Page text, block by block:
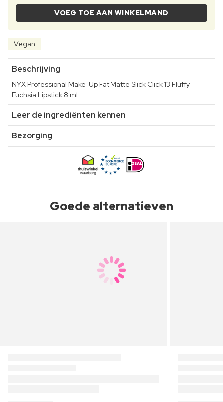
VOEG TOE AAN WINKELMAND
Vegan
Beschrijving
NYX Professional Make-Up Fat Matte Slick Click 13 Fluffy
Fuchsia Lipstick 8 ml.
Leer de ingrediënten kennen
Bezorging
Goede alternatieven